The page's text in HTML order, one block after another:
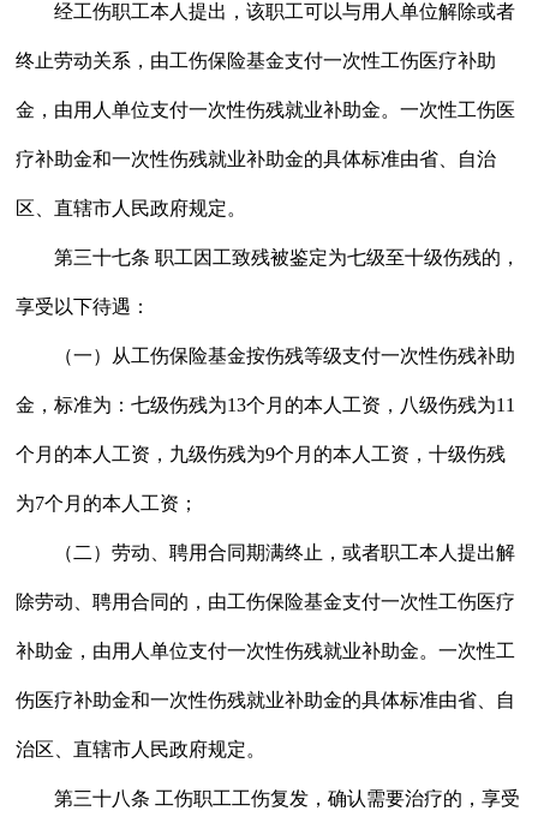
经工伤职工本人提出，该职工可以与用人单位解除或者
终止劳动关系，由工伤保险基金支付一次性工伤医疗补助
金，由用人单位支付一次性伤残就业补助金。一次性工伤医
疗补助金和一次性伤残就业补助金的具体标准由省、自治
区、直辖市人民政府规定。
第三十七条 职工因工致残被鉴定为七级至十级伤残的，
享受以下待遇：
（一）从工伤保险基金按伤残等级支付一次性伤残补助
金，标准为：七级伤残为13个月的本人工资，八级伤残为11
个月的本人工资，九级伤残为9个月的本人工资，十级伤残
为7个月的本人工资；
（二）劳动、聘用合同期满终止，或者职工本人提出解
除劳动、聘用合同的，由工伤保险基金支付一次性工伤医疗
补助金，由用人单位支付一次性伤残就业补助金。一次性工
伤医疗补助金和一次性伤残就业补助金的具体标准由省、自
治区、直辖市人民政府规定。
第三十八条 工伤职工工伤复发，确认需要治疗的，享受